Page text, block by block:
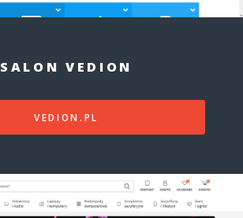
SALON VEDION
VEDION.PL